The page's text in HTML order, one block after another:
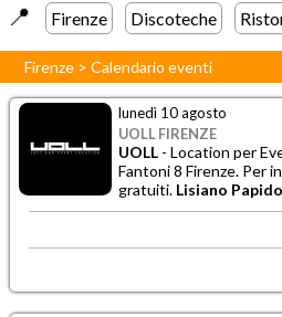
📍️ Firenze Discoteche
Firenze >Calendario eventi
lunedì 10 agosto
UOLL FIRENZE
UOLL - Location per
Fantoni 8 Firenze. Per
gratuiti. Lisiano